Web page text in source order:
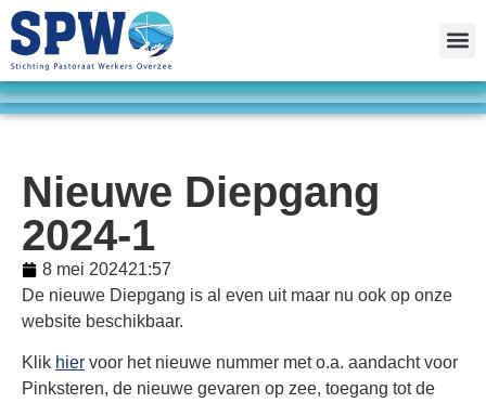
Nieuwe Diepgang
2024-1
8 mei 202421:57
De nieuwe Diepgang is al even uit maar nu ook op onze
website beschikbaar.
Klik hier voor het nieuwe nummer met o.a. aandacht voor
Pinksteren, de nieuwe gevaren op zee, toegang tot de